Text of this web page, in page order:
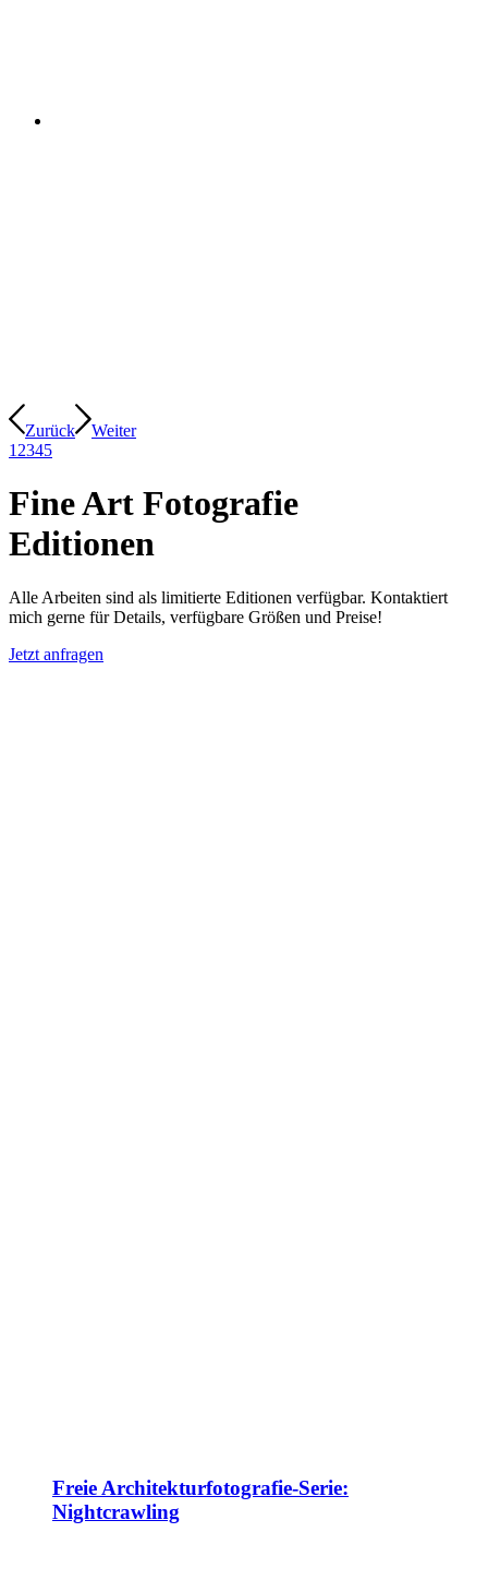
Zurück
Weiter
1 2345
Fine Art Fotografie
Editionen
Alle Arbeiten sind als limitierte Editionen verfügbar. Kontaktiert
mich gerne für Details, verfügbare Größen und Preise!
Jetzt anfragen
Freie Architekturfotografie-Serie:
Nightcrawling